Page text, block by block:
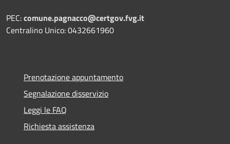
PEC:comune.pagnacco@certgov.fvg.it
Centralino Unico: 0432661960
Prenotazione appuntamento
Segnalazione disservizio
Leggi le FAQ
Richiesta assistenza